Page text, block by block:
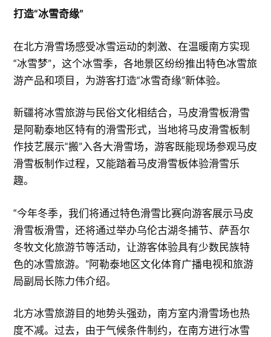
打造“冰雪奇缘”
在北方滑雪场感受冰雪运动的刺激、在温暖南方实现
“冰雪梦”，这个冰雪季，各地景区纷纷推出特色冰雪旅
游产品和项目，为游客打造“冰雪奇缘”新体验。
新疆将冰雪旅游与民俗文化相结合，马皮滑雪板滑雪
是阿勒泰地区特有的滑雪形式，当地将马皮滑雪板制
作技艺展示“搬”入各大滑雪场，游客既能现场参观马皮
滑雪板制作过程，又能踏着马皮滑雪板体验滑雪乐
趣。
“今年冬季，我们将通过特色滑雪比赛向游客展示马皮
滑雪板滑雪，还将通过举办乌伦古湖冬捕节、萨吾尔
冬牧文化旅游节等活动，让游客体验具有少数民族特
色的冰雪旅游。”阿勒泰地区文化体育广播电视和旅游
局副局长陈力伟介绍。
北方冰雪旅游目的地势头强劲，南方室内滑雪场也热
度不减。过去，由于气候条件制约，在南方进行冰雪